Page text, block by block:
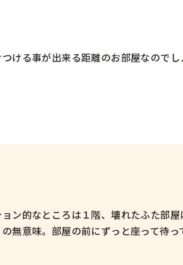
ける事が出来る距離のお部屋なのでし
ン的なところは１階、壊れたふた部
無意味。部屋の前にずっと座って待